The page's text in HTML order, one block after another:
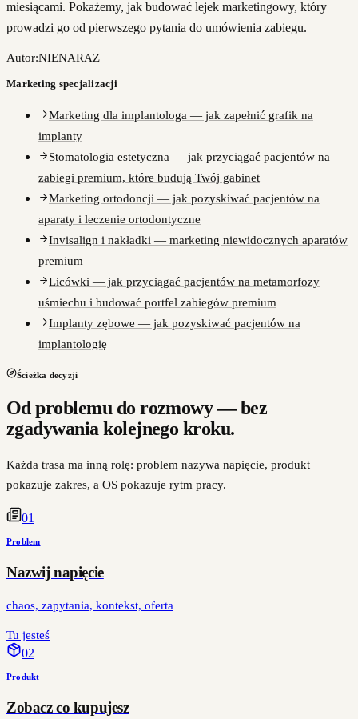
miesiącami. Pokażemy, jak budować lejek marketingowy, który
prowadzi go od pierwszego pytania do umówienia zabiegu.
Autor:NIENARAZ
Marketing specjalizacji
Marketing dla implantologa — jak zapełnić grafik na
implanty
Stomatologia estetyczna — jak przyciągać pacjentów na
zabiegi premium, które budują Twój gabinet
Marketing ortodoncji — jak pozyskiwać pacjentów na
aparaty i leczenie ortodontyczne
Invisalign i nakładki — marketing niewidocznych aparatów
premium
Licówki — jak przyciągać pacjentów na metamorfozy
uśmiechu i budować portfel zabiegów premium
Implanty zębowe — jak pozyskiwać pacjentów na
implantologię
Ścieżka decyzji
Od problemu do rozmowy — bez
zgadywania kolejnego kroku.
Każda trasa ma inną rolę: problem nazywa napięcie, produkt
pokazuje zakres, a OS pokazuje rytm pracy.
01
Problem
Nazwij napięcie
chaos, zapytania, kontekst, oferta
Tu jesteś
02
Produkt
Zobacz co kupujesz